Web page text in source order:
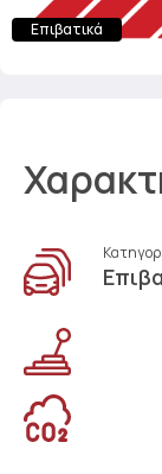
Επιβατικά